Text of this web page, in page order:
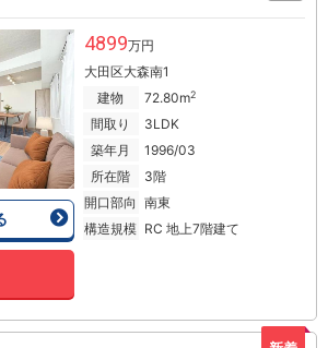
4899万円
大田区大森南1
建物
72.80m2
間取り
3LDK
築年月
1996/03
所在階
3階
開口部向 南東
構造規模 RC 地上7階建て